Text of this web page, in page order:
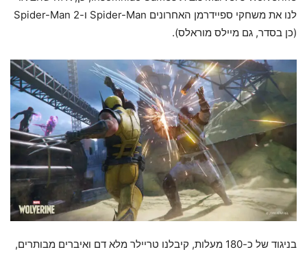
לנו את משחקי ספיידרמן האחרונים Spider-Man ו-Spider-Man 2
(כן בסדר, גם מיילס מוראלס).
בניגוד של כ-180 מעלות, קיבלנו טריילר מלא דם ואיברים מבותרים,